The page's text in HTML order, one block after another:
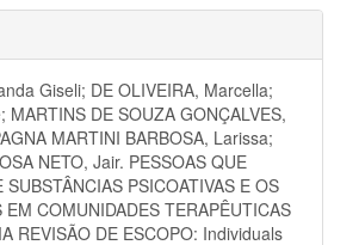
Giseli; DE OLIVEIRA, Marcella;
MARTINS DE SOUZA GONÇALVES,
MARTINI BARBOSA, Larissa;
NETO, Jair. PESSOAS QUE
SUBSTÂNCIAS PSICOATIVAS E OS
EM COMUNIDADES TERAPÊUTICAS
REVISÃO DE ESCOPO: Individuals